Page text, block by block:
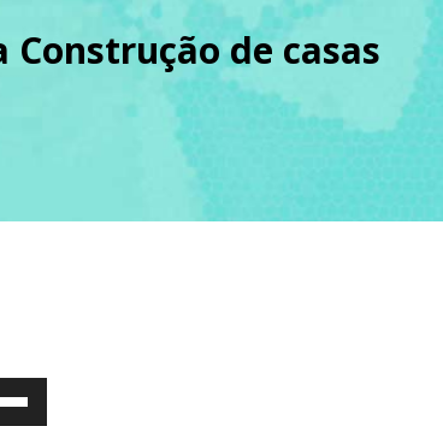
Equipe
Programação
de casas